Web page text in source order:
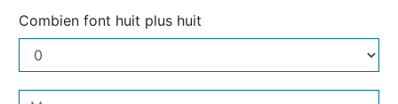
Combien font huit plus huit